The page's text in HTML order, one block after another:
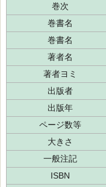
巻次
巻書名
巻書名
著者名
著者ヨミ
出版者
出版年
ページ数等
大きさ
一般注記
ISBN